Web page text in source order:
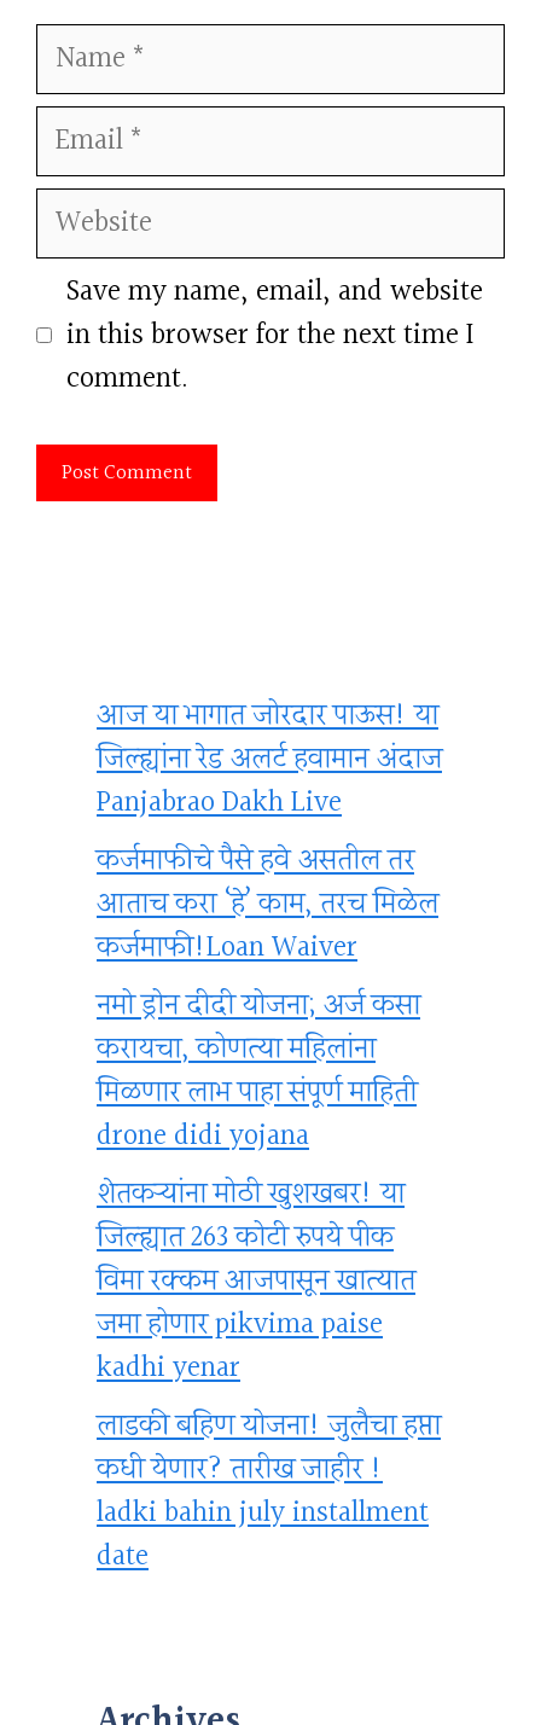
Name
Email
Website
Save my name, email, and website
in this browser for the next time I
comment.
आज या भागात जोरदार पाऊस! या
जिल्ह्यांना रेड अलर्ट हवामान अंदाज
Panjabrao Dakh Live
कर्जमाफीचे पैसे हवे असतील तर
आताच करा ‘हे’ काम, तरच मिळेल
कर्जमाफी!Loan Waiver
नमो ड्रोन दीदी योजना; अर्ज कसा
करायचा, कोणत्या महिलांना
मिळणार लाभ पाहा संपूर्ण माहिती
drone didi yojana
शेतकऱ्यांना मोठी खुशखबर! या
जिल्ह्यात 263 कोटी रुपये पीक
विमा रक्कम आजपासून खात्यात
जमा होणार pikvima paise
kadhi yenar
लाडकी बहिण योजना! जुलैचा हप्ता
कधी येणार? तारीख जाहीर !
ladki bahin july installment
date